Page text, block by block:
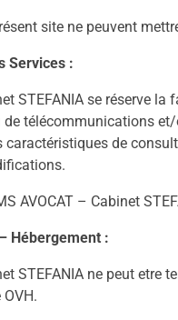
site ne peuvent
Services :
STEFANIA se réserve
télécommunications et/
de
AVOCAT – Cabinet
Hébergement :
STEFANIA ne peut etre